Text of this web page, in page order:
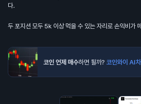
다.
두 포지션 모두 5k 이상 먹을 수 있는 자리로 손익비가
코인 언제 매수하면 될까? 코인와이 AI